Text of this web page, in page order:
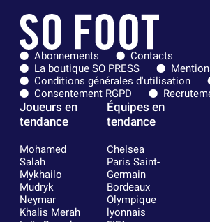
Abonnements
Contacts
La boutique SO PRESS
Conditions générales d'utilisation
Consentement RGPD
Joueurs en
tendance
Mohamed
Salah
Mykhailo
Mudryk
Neymar
Khalis Merah
Équipes en
tendance
Chelsea
Paris Saint-
Germain
Bordeaux
Olympique
lyonnais